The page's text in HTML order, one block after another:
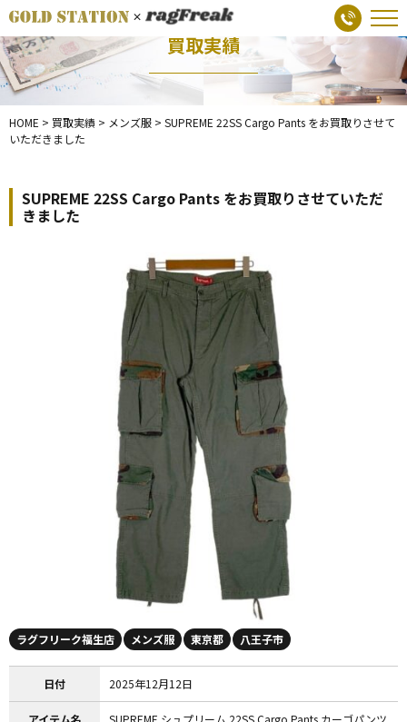
買取実績
HOME > 買取実績 > メンズ服 > SUPREME 22SS Cargo Pants をお買取りさせて
いただきました
SUPREME 22SS Cargo Pants をお買取りさせていただ
きました
ラグフリーク福生店 メンズ服 東京都 八王子市
日付 2025年12月12日
アイテム名
SUPREME シュプリーム 22SS Cargo Pants カーゴパンツ